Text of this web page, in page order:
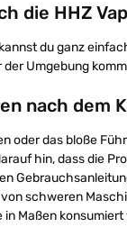
die HHZ
du ganz
der Umgebung
nach dem
oder das bloße
hin, dass die
schweren
in Maßen konsumiert